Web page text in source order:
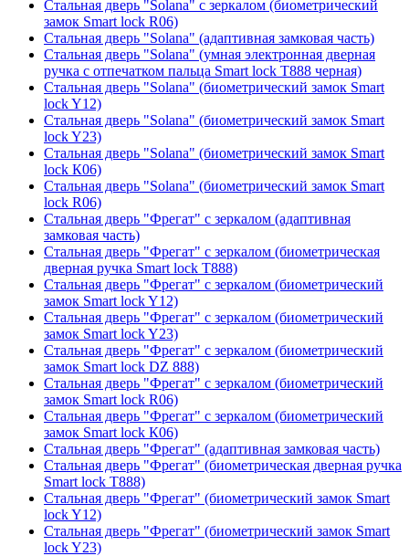
Стальная дверь "Solana" с зеркалом (биометрический
замок Smart lock R06)
Стальная дверь "Solana" (адаптивная замковая часть)
Стальная дверь "Solana" (умная электронная дверная
ручка с отпечатком пальца Smart lock T888 черная)
Стальная дверь "Solana" (биометрический замок Smart
lock Y12)
Стальная дверь "Solana" (биометрический замок Smart
lock Y23)
Стальная дверь "Solana" (биометрический замок Smart
lock К06)
Стальная дверь "Solana" (биометрический замок Smart
lock R06)
Стальная дверь "Фрегат" с зеркалом (адаптивная
замковая часть)
Стальная дверь "Фрегат" с зеркалом (биометрическая
дверная ручка Smart lock T888)
Стальная дверь "Фрегат" с зеркалом (биометрический
замок Smart lock Y12)
Стальная дверь "Фрегат" с зеркалом (биометрический
замок Smart lock Y23)
Стальная дверь "Фрегат" с зеркалом (биометрический
замок Smart lock DZ 888)
Стальная дверь "Фрегат" с зеркалом (биометрический
замок Smart lock R06)
Стальная дверь "Фрегат" с зеркалом (биометрический
замок Smart lock К06)
Стальная дверь "Фрегат" (адаптивная замковая часть)
Стальная дверь "Фрегат" (биометрическая дверная ручка
Smart lock T888)
Стальная дверь "Фрегат" (биометрический замок Smart
lock Y12)
Стальная дверь "Фрегат" (биометрический замок Smart
lock Y23)